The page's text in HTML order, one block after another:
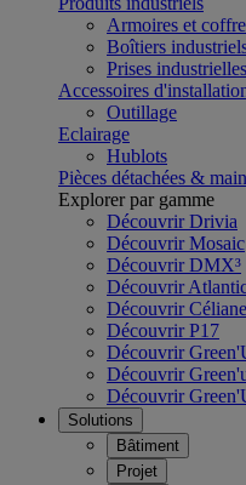
Armoires et
Boîtiers
Prises industrielles
Accessoires
Outillage
Eclairage
Hublots
Pièces détachées &
Explorer par gamme
Découvrir Drivia
Découvrir Mosaic
Découvrir DMX³
Découvrir
Découvrir Céliane
Découvrir P17
Découvrir
Découvrir
Découvrir
Solutions
Bâtiment
Projet